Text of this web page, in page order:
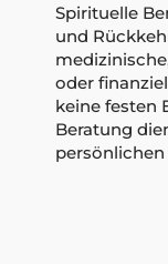
Spirituelle
und
oder
keine festen
Beratung
persönlichen